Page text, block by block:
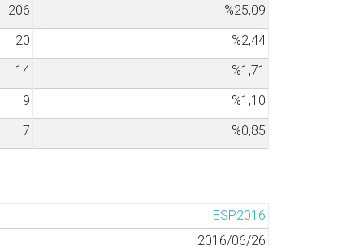
206
%25,09
20
%2,44
14
%1,71
9
%1,10
7 %0,85
ESP2016
2016/06/26